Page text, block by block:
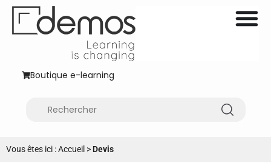
Boutique e-learning
Vous êtes ici :Accueil >Devis